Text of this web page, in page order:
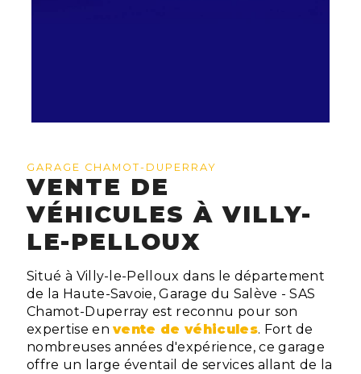
GARAGE CHAMOT-DUPERRAY
VENTE DE
VÉHICULES À VILLY-
LE-PELLOUX
Situé à Villy-le-Pelloux dans le département
de la Haute-Savoie, Garage du Salève - SAS
Chamot-Duperray est reconnu pour son
expertise envente de véhicules. Fort de
nombreuses années d'expérience, ce garage
offre un large éventail de services allant de la